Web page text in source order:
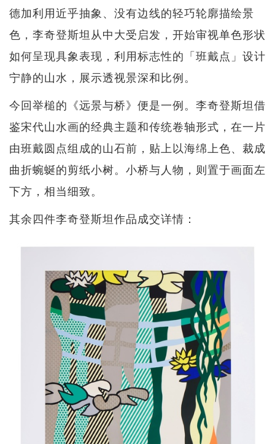
德加利用近乎抽象、没有边线的轻巧轮廓描绘景
色，李奇登斯坦从中大受启发，开始审视单色形状
如何呈现具象表现，利用标志性的「班戴点」设计
宁静的山水，展示透视景深和比例。
今回举槌的《远景与桥》便是一例。李奇登斯坦借
鉴宋代山水画的经典主题和传统卷轴形式，在一片
由班戴圆点组成的山石前，贴上以海绵上色、裁成
曲折蜿蜒的剪纸小树。小桥与人物，则置于画面左
下方，相当细致。
其余四件李奇登斯坦作品成交详情：